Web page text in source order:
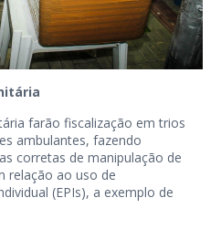
farão fiscalização em trios
ambulantes, fazendo
corretas de manipulação de
relação ao uso de
(EPIs), a exemplo de